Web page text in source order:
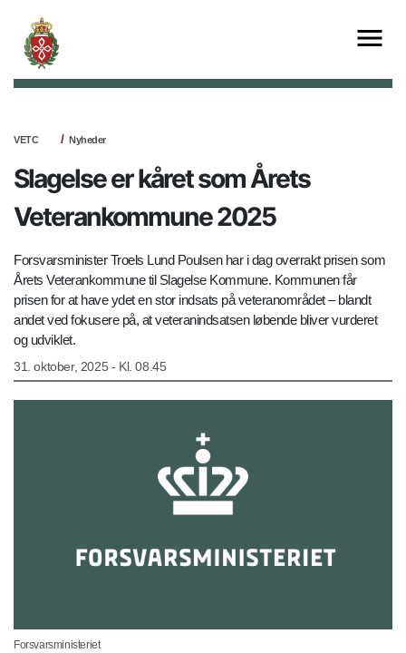
VETC Nyheder
Slagelse er kåret som Årets
Veterankommune 2025
Forsvarsminister Troels Lund Poulsen har i dag overrakt prisen som
Årets Veterankommune til Slagelse Kommune. Kommunen får
prisen for at have ydet en stor indsats på veteranområdet – blandt
andet ved fokusere på, at veteranindsatsen løbende bliver vurderet
og udviklet.
31. oktober, 2025 - Kl. 08.45
Forsvarsministeriet